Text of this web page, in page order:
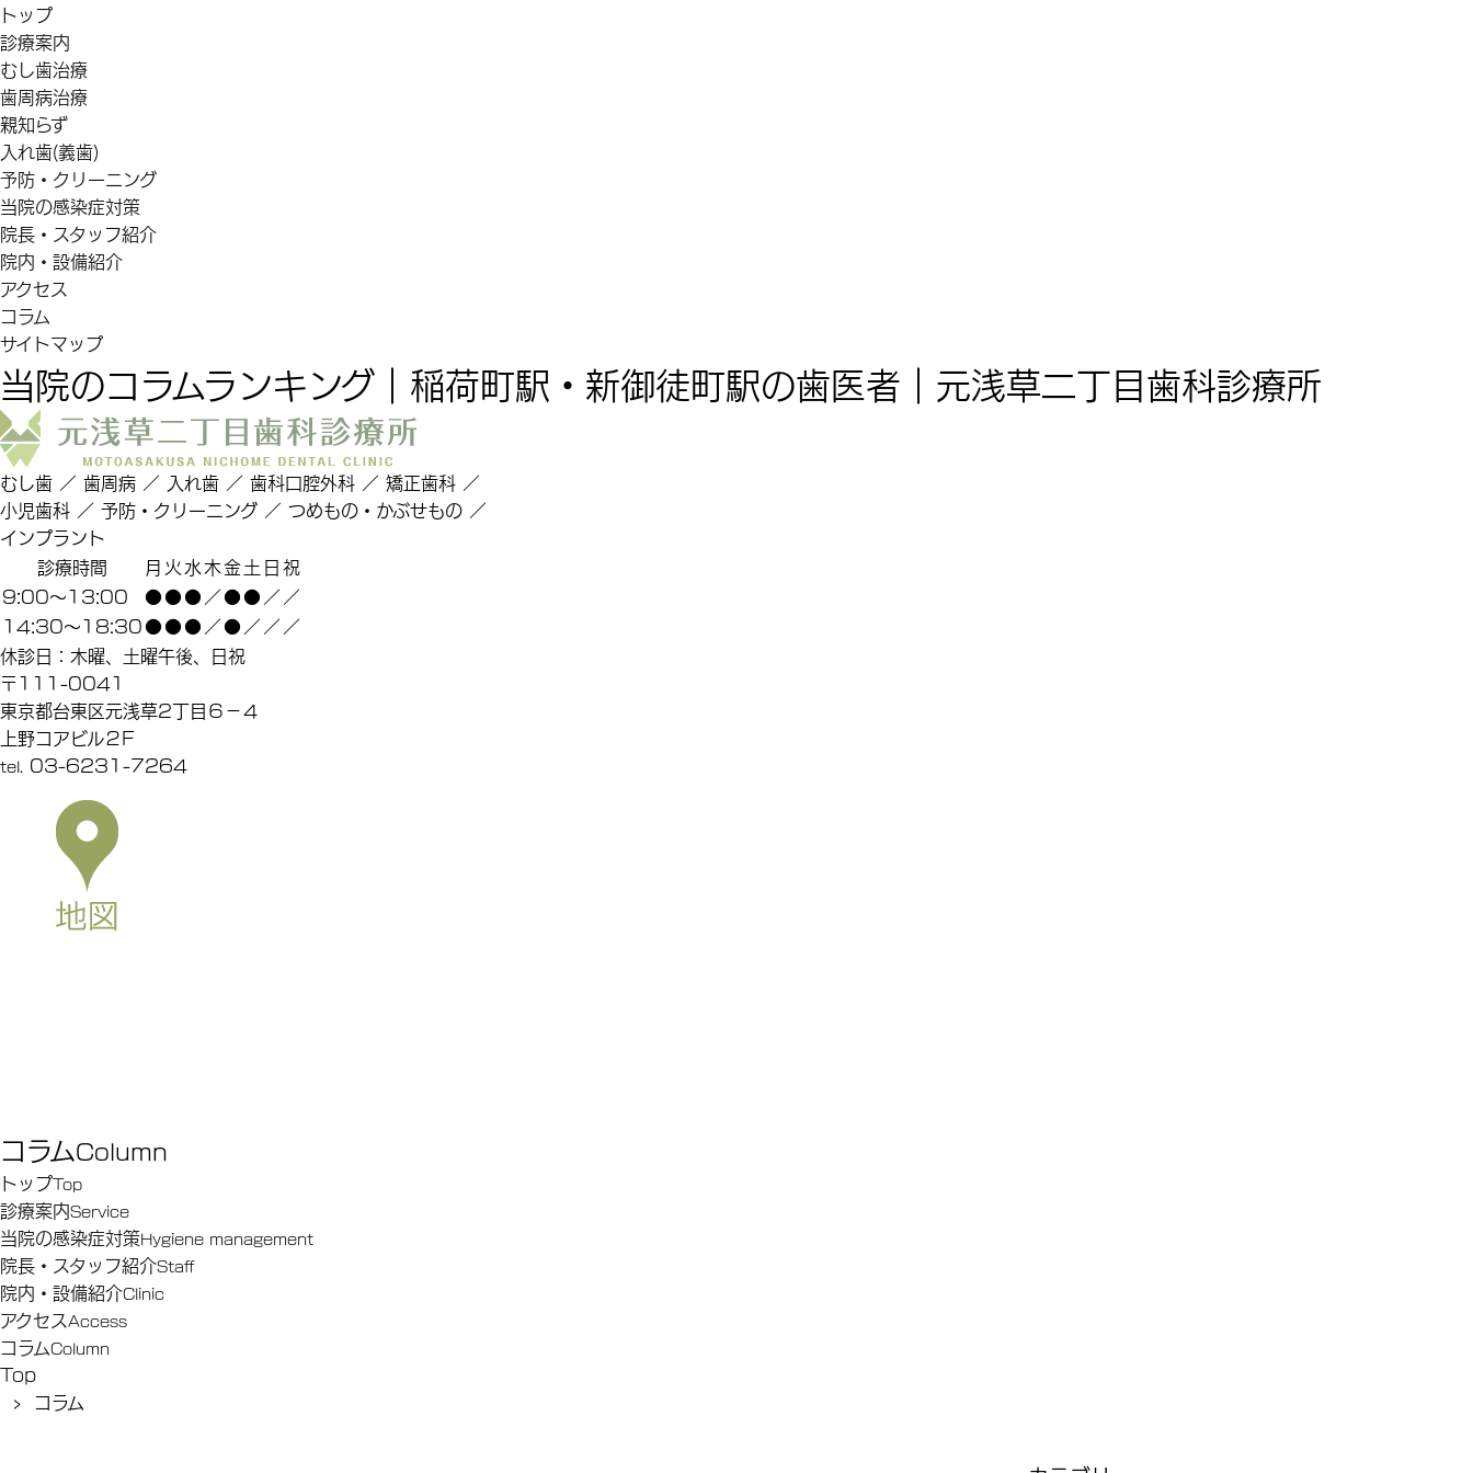
トップ
診療案内
むし歯治療
歯周病治療
親知らず
入れ歯(義歯)
予防・クリーニング
当院の感染症対策
院長・スタッフ紹介
院内・設備紹介
アクセス
コラム
サイトマップ
当院のコラムランキング｜稲荷町駅・新御徒町駅の歯医者｜元浅草二丁目歯科診療所
むし歯 ／ 歯周病 ／ 入れ歯 ／ 歯科口腔外科 ／ 矯正歯科 ／
小児歯科 ／ 予防・クリーニング ／ つめもの・かぶせもの ／
インプラント
診療時間
月 火水木金土 日祝
9:00～13:00
●●●／●●／／
14:30～18:30●●●／●／／／
休診日：木曜、土曜午後、日祝
〒111-0041
東京都台東区元浅草2丁目６－４
上野コアビル２F
tel. 03-6231-7264
コラムColumn
トップTop
診療案内Service
当院の感染症対策Hygiene management
院長・スタッフ紹介Staﬀ
院内・設備紹介Clinic
アクセスAccess
コラムColumn
Top
› コラム